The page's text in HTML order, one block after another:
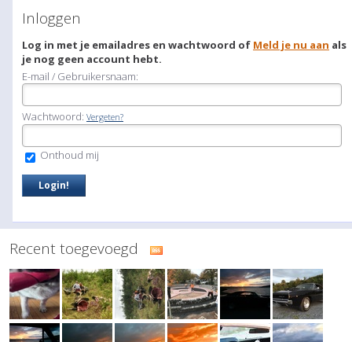
Inloggen
Log in met je emailadres en wachtwoord of Meld je nu aan als
je nog geen account hebt.
E-mail / Gebruikersnaam:
Wachtwoord: Vergeten?
Onthoud mij
Recent toegevoegd